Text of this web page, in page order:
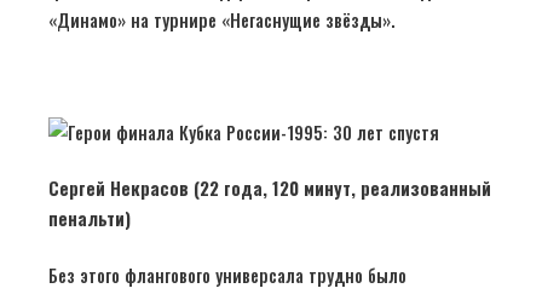
«Динамо» на турнире «Негаснущие звёзды».
Сергей Некрасов (22 года, 120 минут, реализованный
пенальти)
Без этого флангового универсала трудно было